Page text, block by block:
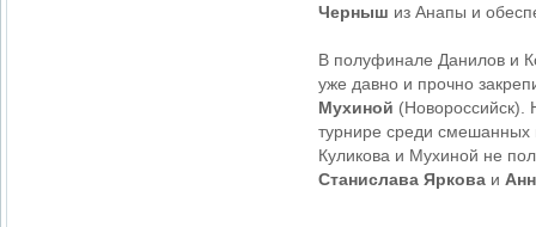
Черныш из Анапы и
В полуфинале Данилов и
уже давно и прочно
Мухиной (Новороссийск).
турнире среди смешанных
Куликова и Мухиной не
Станислава Яркова и